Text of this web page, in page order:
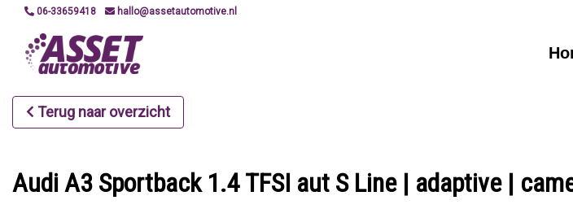
06-33659418 hallo@assetautomotive.nl
Terug naar overzicht
Audi A3 Sportback 1.4 TFSI aut S Line | adaptive |